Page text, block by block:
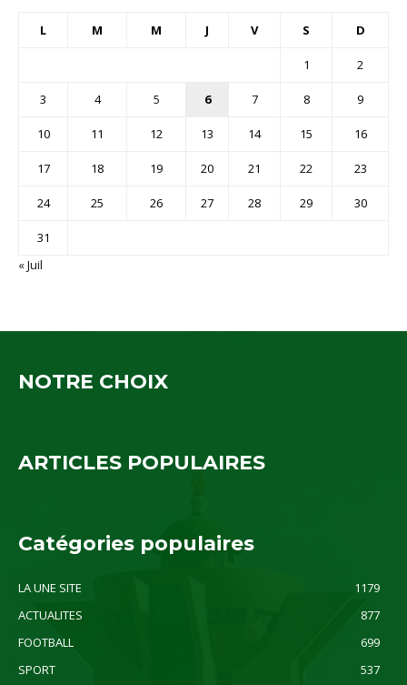
L M M J V S D
1 2
3 4 5 6 7 8 9
10 11 12 13 14 15 16
17 18 19 20 21 22 23
24 25 26 27 28 29 30
31
« Juil
NOTRE CHOIX
ARTICLES POPULAIRES
Catégories populaires
LA UNE SITE
1179
ACTUALITES
877
FOOTBALL
699
SPORT
537